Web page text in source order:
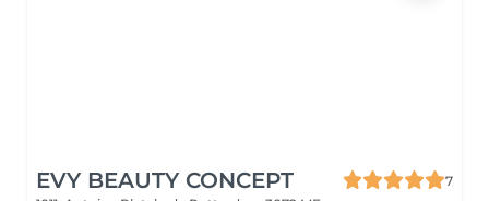
EVY BEAUTY CONCEPT
7